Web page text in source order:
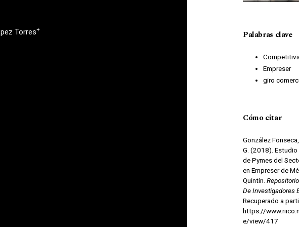
Torres+ Palabras clave
Empreser
giro
Cómo citar
González
G. (2018).
de Pymes del
en Empreser de
Quintín.
De Investigadores
Recuperado a
https://
e/view/417